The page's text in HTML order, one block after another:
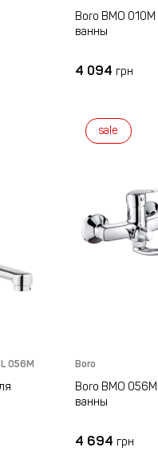
Boro BMO
ванны
4 094 грн
056M
sale
Boro
Boro BMO
ванны
4 694 грн